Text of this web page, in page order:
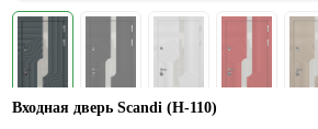
Входная дверь Scandi (Н-110)